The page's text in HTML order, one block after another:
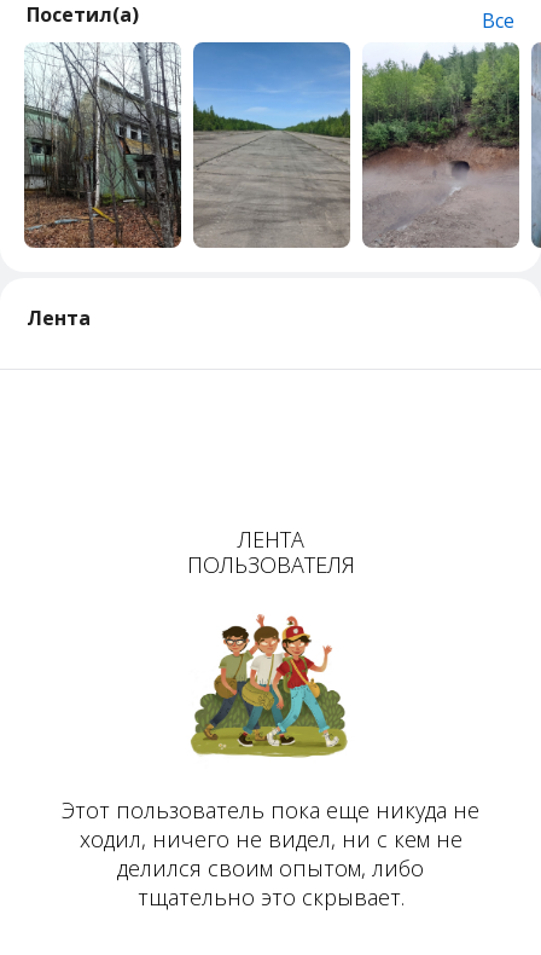
Посетил(а) Все
Лента
ЛЕНТА
ПОЛЬЗОВАТЕЛЯ
Этот пользователь пока еще никуда не
ходил, ничего не видел, ни с кем не
делился своим опытом, либо
тщательно это скрывает.